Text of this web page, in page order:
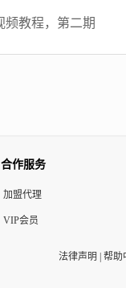
频教程，第二期
合作服务
加盟代理
VIP会员
法律声明 | 帮助